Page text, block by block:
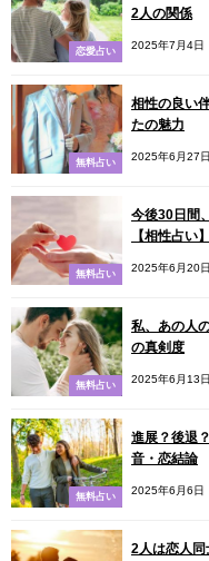
恋愛占い
2人の関係
2025年7月4日
無料占い
相性の良い
たの魅力
2025年6月27日
無料占い
今後30日間
【相性占い】
2025年6月20日
無料占い
私、あの人
の真剣度
2025年6月13日
無料占い
進展？後退
音・恋結論
2025年6月6日
2人は恋人同